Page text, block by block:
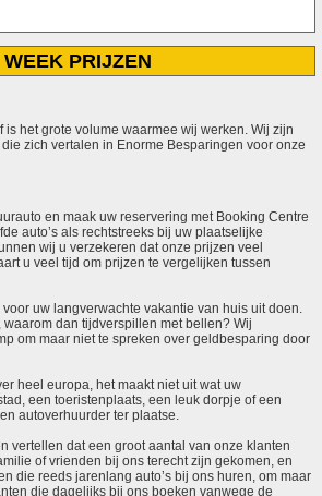
WEEK PRIJZEN
is het grote volume waarmee wij werken. Wij zijn
zich vertalen in Enorme Besparingen voor onze
en maak uw reservering met Booking Centre
auto’s als rechtstreeks bij uw plaatselijke
wij u verzekeren dat onze prijzen veel
u veel tijd om prijzen te vergelijken tussen
uw langverwachte vakantie van huis uit doen.
waarom dan tijdverspillen met bellen? Wij
om maar niet te spreken over geldbesparing door
heel europa, het maakt niet uit wat uw
een toeristenplaats, een leuk dorpje of een
autoverhuurder ter plaatse.
vertellen dat een groot aantal van onze klanten
of vrienden bij ons terecht zijn gekomen, en
die reeds jarenlang auto’s bij ons huren, om maar
die dagelijks bij ons boeken vanwege de